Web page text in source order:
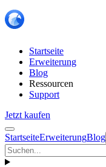
Startseite
Erweiterung
Blog
Ressourcen
Support
Jetzt kaufen
StartseiteErweiterungBlog